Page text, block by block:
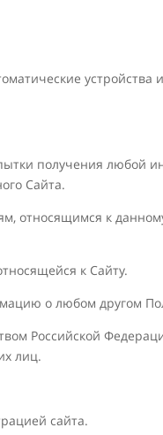
получения любой
Сайта.
относящимся к
к Сайту.
о любом другом
Российской
лиц.
сайта.